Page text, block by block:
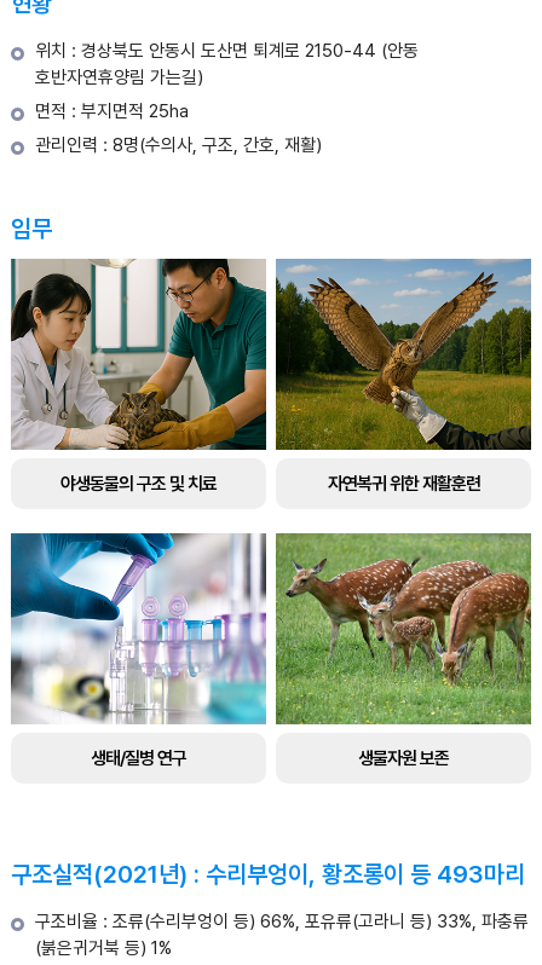
위치 : 경상북도 안동시 도산면 퇴계로 2150-44 (안동
호반자연휴양림 가는길)
면적 : 부지면적 25ha
관리인력 : 8명(수의사, 구조, 간호, 재활)
임무
야생동물의 구조 및 치료 자연복귀 위한 재활훈련
생태/질병 연구 생물자원 보존
구조실적(2021년) : 수리부엉이, 황조롱이 등 493마리
구조비율 : 조류(수리부엉이 등) 66%, 포유류(고라니 등) 33%, 파충류
(붉은귀거북 등) 1%